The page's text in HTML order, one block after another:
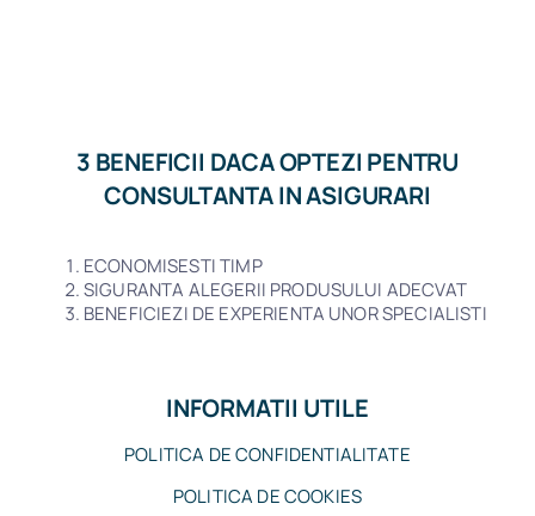
3 BENEFICII DACA OPTEZI PENTRU
CONSULTANTA IN ASIGURARI
ECONOMISESTI TIMP
SIGURANTA ALEGERII PRODUSULUI ADECVAT
BENEFICIEZI DE EXPERIENTA UNOR SPECIALISTI
INFORMATII UTILE
POLITICA DE CONFIDENTIALITATE
POLITICA DE COOKIES